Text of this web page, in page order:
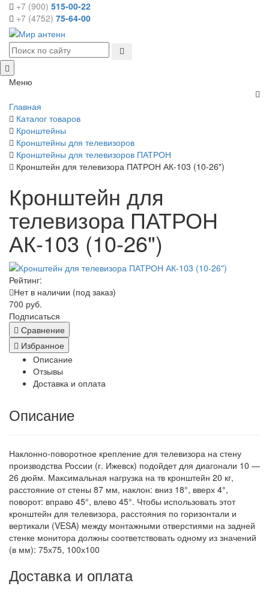
+7 (900) 515-00-22
+7 (4752) 75-64-00
Меню
Главная
Каталог товаров
Кронштейны
Кронштейны для телевизоров
Кронштейны для телевизоров ПАТРОН
Кронштейн для телевизора ПАТРОН АК-103 (10-26")
Кронштейн для
телевизора ПАТРОН
АК-103 (10-26")
Рейтинг:
Нет в наличии (под заказ)
700 руб.
Подписаться
Сравнение
Избранное
Описание
Отзывы
Доставка и оплата
Описание
Наклонно-поворотное крепление для телевизора на стену
производства России (г. Ижевск) подойдет для диагонали 10 —
26 дюйм. Максимальная нагрузка на тв кронштейн 20 кг,
расстояние от стены 87 мм, наклон: вниз 18°, вверх 4°,
поворот: вправо 45°, влево 45°. Чтобы использовать этот
кронштейн для телевизора, расстояния по горизонтали и
вертикали (VESA) между монтажными отверстиями на задней
стенке монитора должны соответствовать одному из значений
(в мм): 75х75, 100х100
Доставка и оплата